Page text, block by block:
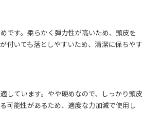
です。柔らかく弾力性が高いため、頭皮を
付いても落としやすいため、清潔に保ちやす
しています。やや硬めなので、しっかり頭皮
可能性があるため、適度な力加減で使用し